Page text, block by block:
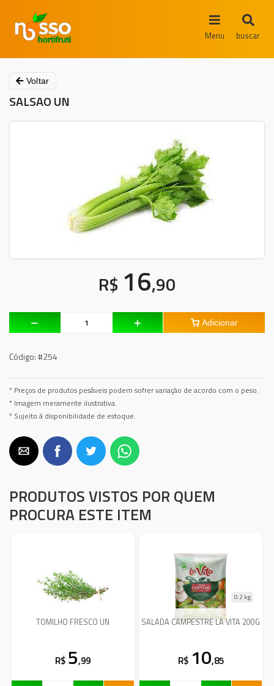
Menu buscar
Voltar
SALSAO UN
R$ 16,90
Adicionar
Código:#254
* Preços de produtos pesáveis podem sofrer variação de acordo com o peso.
* Imagem meramente ilustrativa.
* Sujeito à disponibilidade de estoque.
PRODUTOS VISTOS POR QUEM
PROCURA ESTE ITEM
TOMILHO FRESCO UN
R$ 5,99
SALADA CAMPESTRE LA VITA 200G
0.2 kg
R$ 10,85